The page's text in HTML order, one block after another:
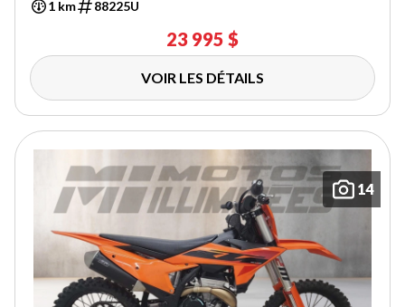
1 km 88225U
23 995 $
VOIR LES DÉTAILS
14